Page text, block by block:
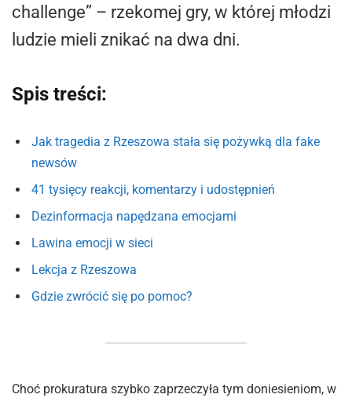
challenge” – rzekomej gry, w której młodzi
ludzie mieli znikać na dwa dni.
Spis treści:
Jak tragedia z Rzeszowa stała się pożywką dla fake
newsów
41 tysięcy reakcji, komentarzy i udostępnień
Dezinformacja napędzana emocjami
Lawina emocji w sieci
Lekcja z Rzeszowa
Gdzie zwrócić się po pomoc?
Choć prokuratura szybko zaprzeczyła tym doniesieniom, w